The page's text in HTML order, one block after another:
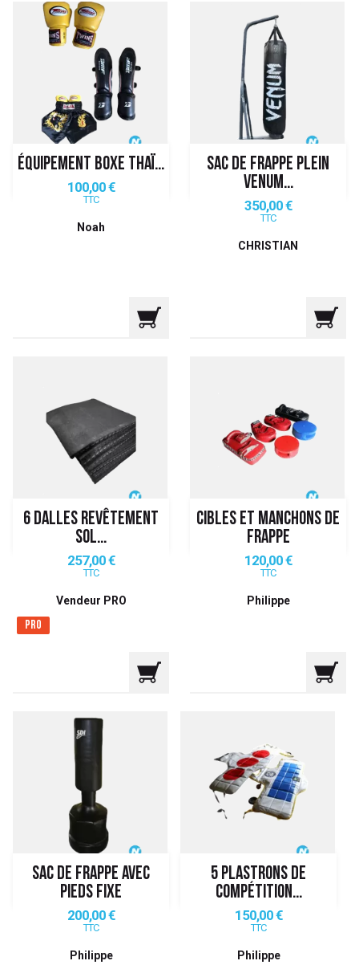
ÉQUIPEMENT BOXE THAÏ...
Prix
100,00 €
TTC
Noah
SAC DE FRAPPE PLEIN
VENUM...
Prix
350,00 €
TTC
CHRISTIAN
6 DALLES REVÊTEMENT
SOL...
Prix
257,00 €
TTC
Vendeur PRO
Pro
CIBLES ET MANCHONS DE
FRAPPE
Prix
120,00 €
TTC
Philippe
SAC DE FRAPPE AVEC
PIEDS FIXE
Prix
200,00 €
TTC
Philippe
5 PLASTRONS DE
COMPÉTITION...
Prix
150,00 €
TTC
Philippe